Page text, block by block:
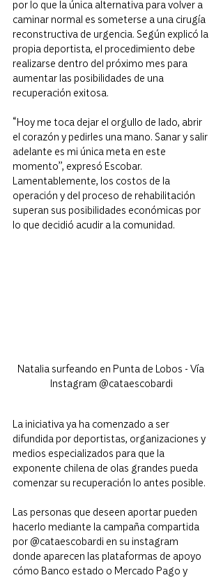
por lo que la única alternativa para volver a
caminar normal es someterse a una cirugía
reconstructiva de urgencia. Según explicó la
propia deportista, el procedimiento debe
realizarse dentro del próximo mes para
aumentar las posibilidades de una
recuperación exitosa.
“Hoy me toca dejar el orgullo de lado, abrir
el corazón y pedirles una mano. Sanar y salir
adelante es mi única meta en este
momento”, expresó Escobar.
Lamentablemente, los costos de la
operación y del proceso de rehabilitación
superan sus posibilidades económicas por
lo que decidió acudir a la comunidad.
Natalia surfeando en Punta de Lobos - Vía
Instagram @cataescobardi
La iniciativa ya ha comenzado a ser
difundida por deportistas, organizaciones y
medios especializados para que la
exponente chilena de olas grandes pueda
comenzar su recuperación lo antes posible.
Las personas que deseen aportar pueden
hacerlo mediante la campaña compartida
por @cataescobardi en su instagram
donde aparecen las plataformas de apoyo
cómo Banco estado o Mercado Pago y